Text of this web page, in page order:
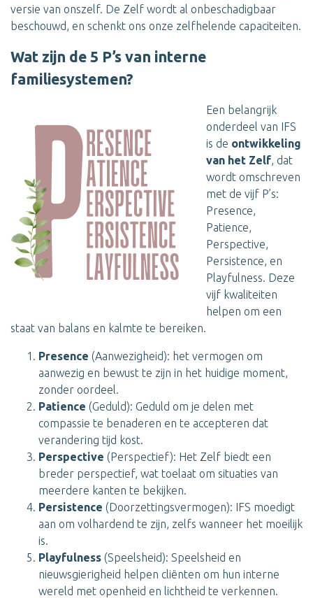
versie van onszelf. De Zelf wordt al onbeschadigbaar
beschouwd, en schenkt ons onze zelfhelende capaciteiten.
Wat zijn de 5 P’s van interne
familiesystemen?
Een belangrijk
onderdeel van IFS
is de ontwikkeling
van het Zelf, dat
wordt omschreven
met de vijf P’s:
Presence,
Patience,
Perspective,
Persistence, en
Playfulness. Deze
vijf kwaliteiten
helpen om een
staat van balans en kalmte te bereiken.
Presence (Aanwezigheid): het vermogen om
aanwezig en bewust te zijn in het huidige moment,
zonder oordeel.
Patience (Geduld): Geduld om je delen met
compassie te benaderen en te accepteren dat
verandering tijd kost.
Perspective (Perspectief): Het Zelf biedt een
breder perspectief, wat toelaat om situaties van
meerdere kanten te bekijken.
Persistence (Doorzettingsvermogen): IFS moedigt
aan om volhardend te zijn, zelfs wanneer het moeilijk
is.
Playfulness (Speelsheid): Speelsheid en
nieuwsgierigheid helpen cliënten om hun interne
wereld met openheid en lichtheid te verkennen.